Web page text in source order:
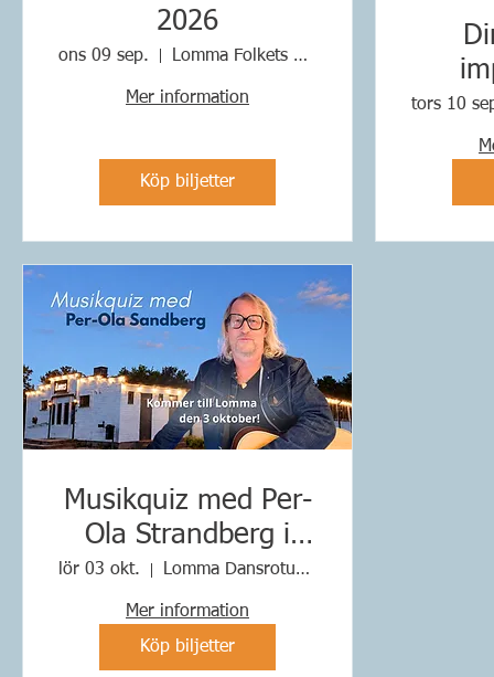
2026
ons 09 sep. Lomma Folkets Hus
Mer information
Köp biljetter
tors 10
Musikquiz med Per-
Ola Strandberg i
Lomma
lör 03 okt. Lomma Dansrotunda
Mer information
Köp biljetter